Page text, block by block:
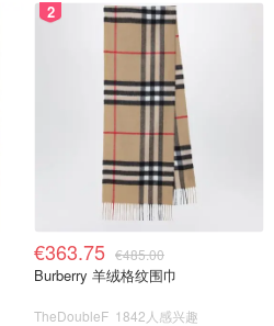
2
€363.75 €485.00
Burberry 羊绒格纹围巾
TheDoubleF 1842人感兴趣